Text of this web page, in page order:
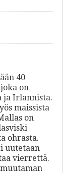
40
on
ja Irlannista.
maissista
on
ohrasta.
uutetaan
vierrettä.